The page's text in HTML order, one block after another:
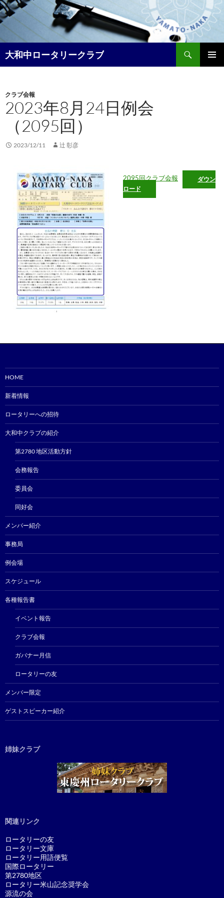
コ
ン
テ
ン
ツ
へ
ッ
プ
大和中ロータリークラブ
検
索
クラブ会報
2023年8月24日例会
（2095回）
2023/12/11 辻 彰彦
2095回クラブ会報
ダウン
ロード
HOME
新着情報
ロータリーへの招待
大和中クラブの紹介
第2780 地区活動方針
会務報告
委員会
同好会
メンバー紹介
事務局
例会場
スケジュール
各種報告書
イベント報告
クラブ会報
ガバナー月信
ロータリーの友
メンバー限定
ゲストスピーカー紹介
姉妹クラブ
関連リンク
ロータリーの友
ロータリー文庫
ロータリー用語便覧
国際ロータリー
第2780地区
ロータリー米山記念奨学会
源流の会